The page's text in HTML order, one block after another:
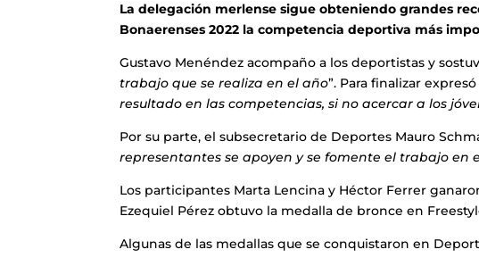
La delegación merlense sigue obteniendo grandes
Bonaerenses 2022 la competencia deportiva más
Gustavo Menéndez acompaño a los deportistas y
trabajo que se realiza en el año”. Para finalizar expresó
resultado en las competencias, si no acercar a los
Por su parte, el subsecretario de Deportes Mauro
representantes se apoyen y se fomente el trabajo en
Los participantes Marta Lencina y Héctor Ferrer
Ezequiel Pérez obtuvo la medalla de bronce en
Algunas de las medallas que se conquistaron en